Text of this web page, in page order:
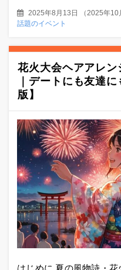
2025年8月13日 （ 2025年10
話題のイベント
花火大会ヘアアレ
｜デートにも友達
版】